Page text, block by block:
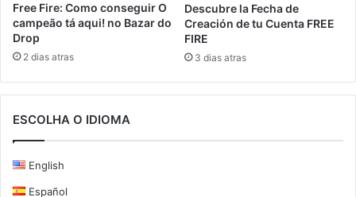
Free Fire: Como conseguir O
campeão tá aqui! no Bazar do
Drop
2 dias atras
Descubre la Fecha de
Creación de tu Cuenta FREE
FIRE
3 dias atras
ESCOLHA O IDIOMA
English
Español